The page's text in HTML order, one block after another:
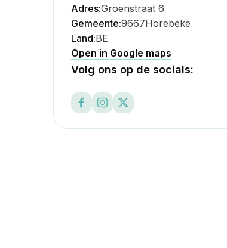
Adres:Groenstraat 6
Gemeente:9667Horebeke
Land:BE
Open in Google maps
Volg ons op de socials: